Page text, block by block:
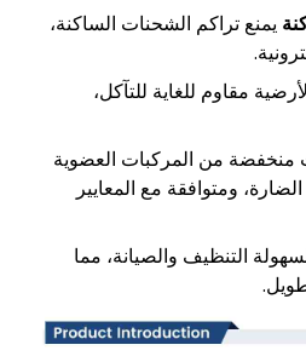
يمنع تراكم الشحنات الساكنة،
مقاوم للغاية للتآكل،
منخفضة من المركبات العضوية
ومتوافقة مع المعايير
التنظيف والصيانة، مما